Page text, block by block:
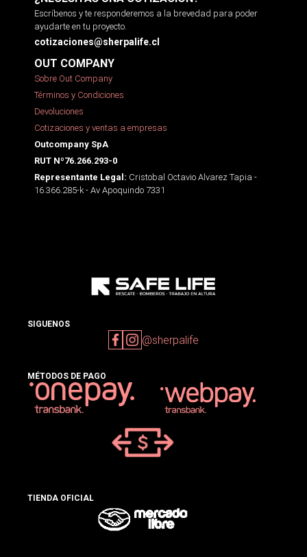
Escríbenos y te responderemos a la brevedad para poder
ayudarte en tu proyecto.
cotizaciones@sherpalife.cl
OUT COMPANY
Sobre Out Company
Términos y Condiciones
Devoluciones
Cotizaciones y ventas a empresas
Outcompany SpA
RUT Nº76.266.293-0
Representante Legal: Cristobal Octavio Alvarez Tapia -
16.366.285-k - Av Apoquindo 7331
SIGUENOS
@sherpalife
MÉTODOS DE PAGO
TIENDA OFICIAL